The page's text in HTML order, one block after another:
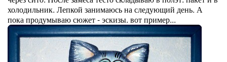
холодильник. Лепкой занимаюсь на следующий день. А
пока продумываю сюжет - эскизы. вот пример...